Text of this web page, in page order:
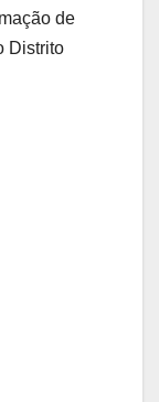
de
Distrito